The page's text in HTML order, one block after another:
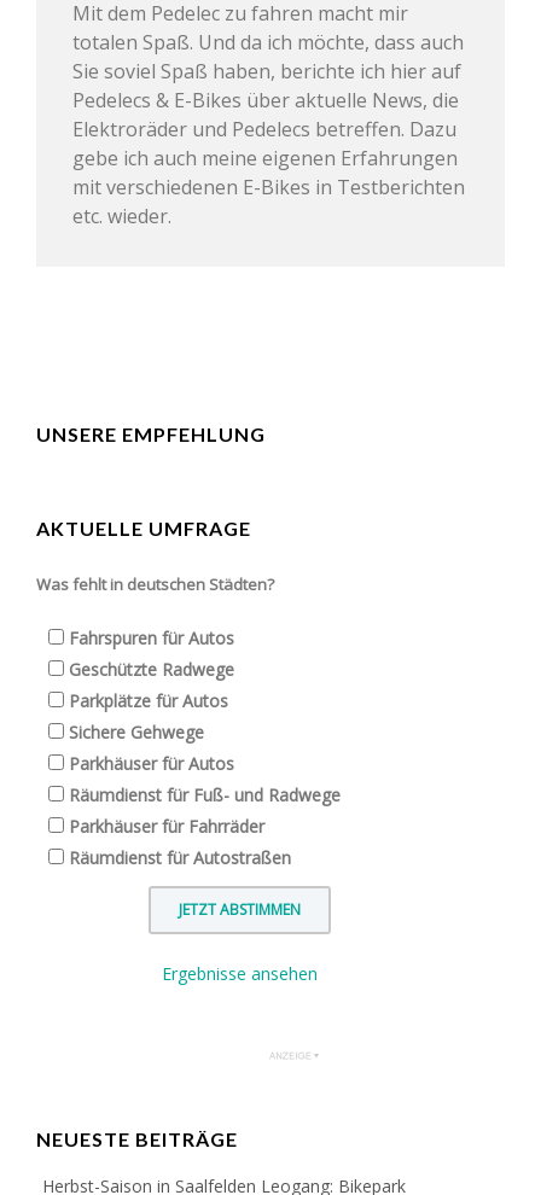
Mit dem Pedelec zu fahren macht mir
totalen Spaß. Und da ich möchte, dass auch
Sie soviel Spaß haben, berichte ich hier auf
Pedelecs & E-Bikes über aktuelle News, die
Elektroräder und Pedelecs betreffen. Dazu
gebe ich auch meine eigenen Erfahrungen
mit verschiedenen E-Bikes in Testberichten
etc. wieder.
UNSERE EMPFEHLUNG
AKTUELLE UMFRAGE
Was fehlt in deutschen Städten?
Fahrspuren für Autos
Geschützte Radwege
Parkplätze für Autos
Sichere Gehwege
Parkhäuser für Autos
Räumdienst für Fuß- und Radwege
Parkhäuser für Fahrräder
Räumdienst für Autostraßen
Ergebnisse ansehen
NEUESTE BEITRÄGE
Herbst-Saison in Saalfelden Leogang: Bikepark